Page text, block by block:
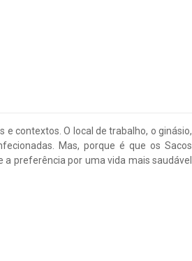
e contextos. O local de trabalho, o ginásio,
Mas, porque é que os Sacos
a preferência por uma vida mais saudável